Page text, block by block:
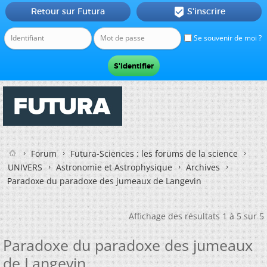
Se souvenir de moi ?
Retour sur Futura  S'inscrire
Forum
Futura-Sciences : les forums de la science
UNIVERS
Astronomie et Astrophysique
Archives
Paradoxe du paradoxe des jumeaux de Langevin
Affichage des résultats 1 à 5 sur 5
Paradoxe du paradoxe des jumeaux
de Langevin